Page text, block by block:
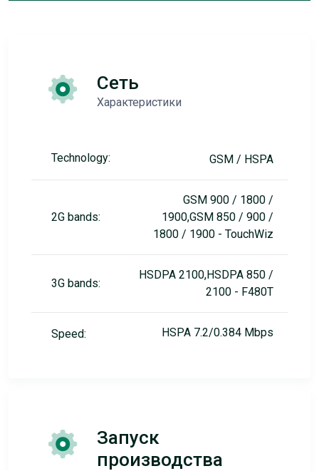
Сеть
Характеристики
Technology: GSM / HSPA
2G bands:
GSM 900 / 1800 /
1900,GSM 850 / 900 /
1800 / 1900 - TouchWiz
3G bands:
HSDPA 2100,HSDPA 850 /
2100 - F480T
Speed: HSPA 7.2/0.384 Mbps
Запуск
производства